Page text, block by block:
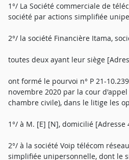
1°/ La Société commerciale de
société par actions simplifiée
2°/ la société Financière Itama,
toutes deux ayant leur siège
ont formé le pourvoi n° P 21-
novembre 2020 par la cour
chambre civile), dans le litige les
1°/ à M. [E] [N], domicilié [Adresse
2°/ à la société Voip télécom
simplifiée unipersonnelle, dont le